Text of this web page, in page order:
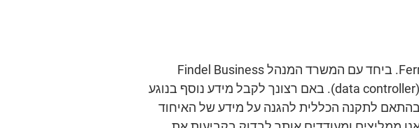
עיבוד המידע האישי של המשתמשים מתבצע על ידי Ferrero International S.A. ביחד עם המשרד המנהל Findel Business
Center ב-Complexe B, Rue de Trèves, L-2632 FINDEL כמנהלת המידע (data controller). באם רצונך לקבל מידע נוסף בנוגע
לתקנה הכללית להגנה על מידע של האיחוד